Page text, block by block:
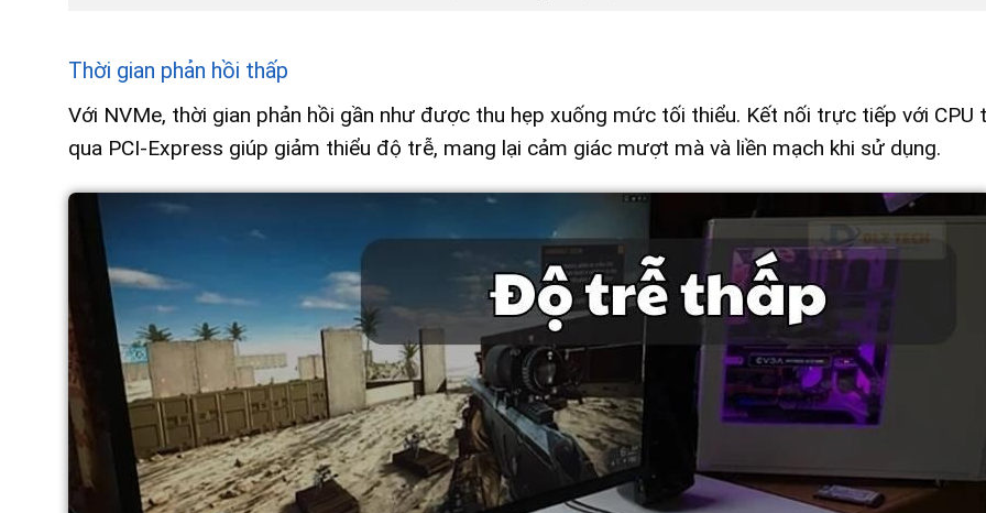
Thời gian phản hồi thấp
Với NVMe, thời gian phản hồi gần như được thu hẹp xuống mức tối thiểu. Kết nối trực tiếp với CPU
qua PCI-Express giúp giảm thiểu độ trễ, mang lại cảm giác mượt mà và liền mạch khi sử dụng.